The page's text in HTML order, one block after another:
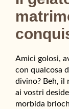
Amici golosi,
con qualcosa
divino? Beh, il
ai vostri
morbida